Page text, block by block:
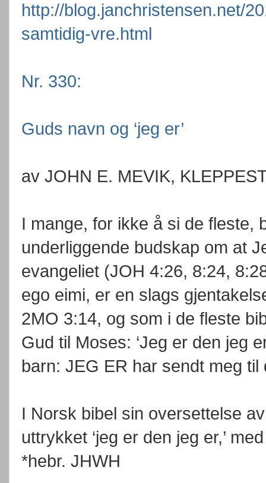
http://blog.janchristensen.net/
samtidig-vre.html
Nr. 330:
Guds navn og ‘jeg er’
av JOHN E. MEVIK,
I mange, for ikke å si de fleste,
underliggende budskap om at
evangeliet (JOH 4:26, 8:24,
ego eimi, er en slags
2MO 3:14, og som i de fleste
Gud til Moses: ‘Jeg er den jeg
barn: JEG ER har sendt meg til
I Norsk bibel sin oversettelse
uttrykket ‘jeg er den jeg er,’
*hebr. JHWH